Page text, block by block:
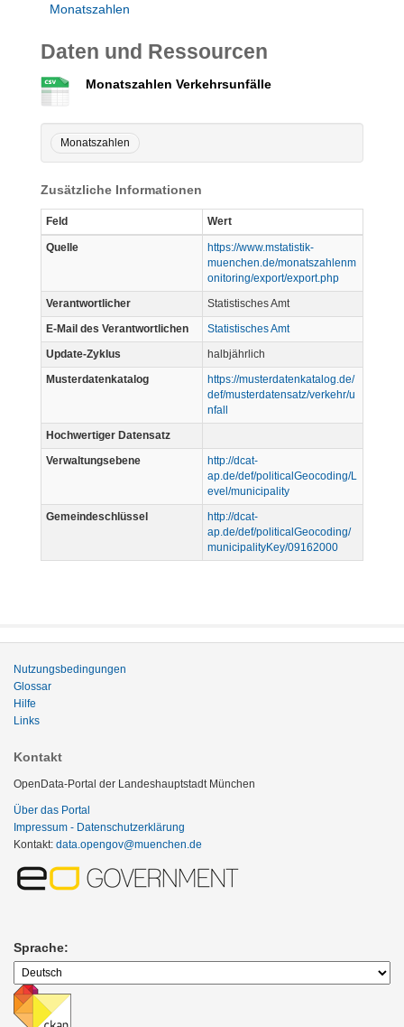
Monatszahlen
Daten und Ressourcen
Monatszahlen Verkehrsunfälle
Monatszahlen
Zusätzliche Informationen
Feld Wert
Quelle
https://www.mstatistik-
muenchen.de/monatszahlenm
onitoring/export/export.php
Verantwortlicher
Statistisches Amt
E-Mail des Verantwortlichen
Statistisches Amt
Update-Zyklus
halbjährlich
Musterdatenkatalog
https://musterdatenkatalog.de/
def/musterdatensatz/verkehr/u
nfall
Hochwertiger Datensatz
Verwaltungsebene
http://dcat-
ap.de/def/politicalGeocoding/L
evel/municipality
Gemeindeschlüssel
http://dcat-
ap.de/def/politicalGeocoding/
municipalityKey/09162000
Nutzungsbedingungen
Glossar
Hilfe
Links
Kontakt
OpenData-Portal der Landeshauptstadt München
Über das Portal
Impressum - Datenschutzerklärung
Kontakt: data.opengov@muenchen.de
Sprache